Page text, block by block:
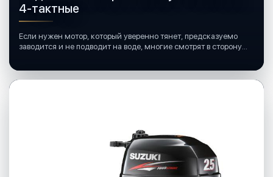
4-тактные
Если нужен мотор, который уверенно тянет, предсказуемо
заводится и не подводит на воде, многие смотрят в сторону